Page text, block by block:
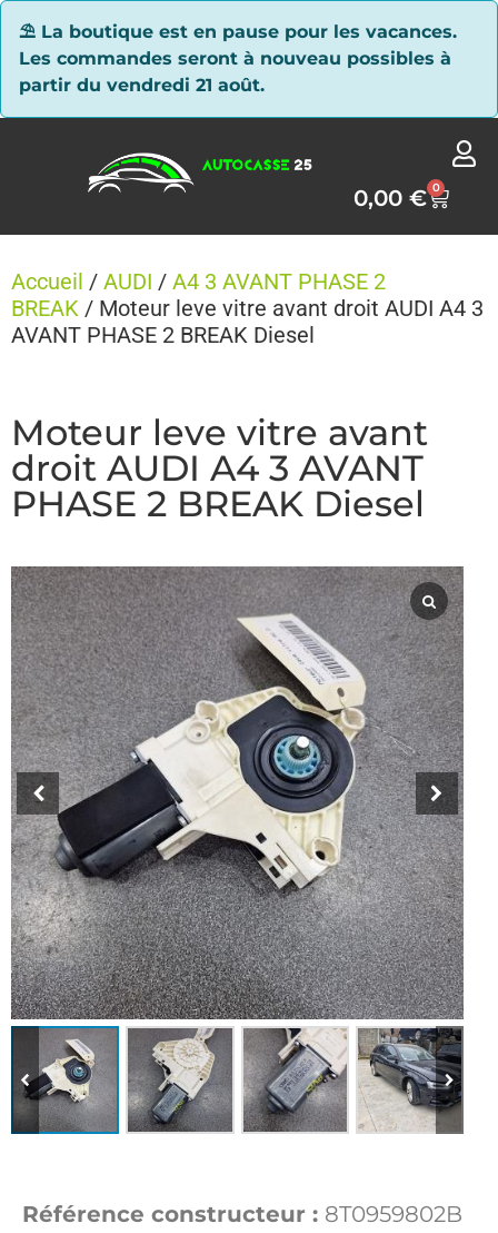
⛱ La boutique est en pause pour les vacances.
Les commandes seront à nouveau possibles à
partir du vendredi 21 août.
0,00€ 0
Accueil / AUDI / A4 3 AVANT PHASE 2
BREAK / Moteur leve vitre avant droit AUDI A4 3
AVANT PHASE 2 BREAK Diesel
Moteur leve vitre avant
droit AUDI A4 3 AVANT
PHASE 2 BREAK Diesel
Référence constructeur : 8T0959802B
Panneau de gestion des cookies